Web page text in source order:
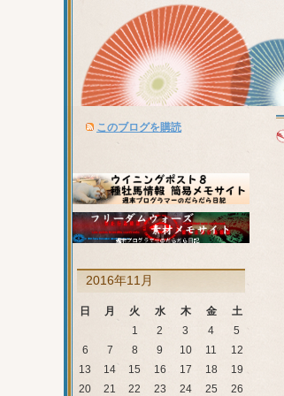
このブログを購読
2016年11月
日 月 火 水 木 金
土
1
2 3 4
5
6
7 8 9 10 11
12
13
14 15 16 17 18
19
20
21 22 23 24 25 26